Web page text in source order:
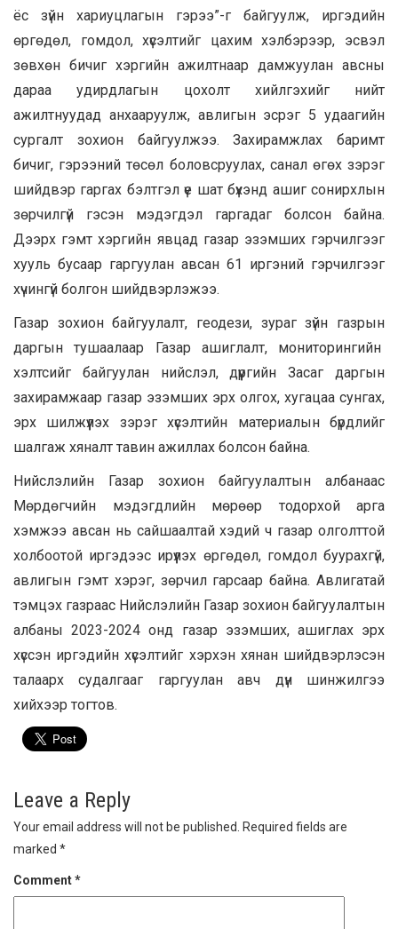
ёс зүйн хариуцлагын гэрээ”-г байгуулж, иргэдийн
өргөдөл, гомдол, хүсэлтийг цахим хэлбэрээр, эсвэл
зөвхөн бичиг хэргийн ажилтнаар дамжуулан авсны
дараа удирдлагын цохолт хийлгэхийг нийт
ажилтнуудад анхааруулж, авлигын эсрэг 5 удаагийн
сургалт зохион байгуулжээ. Захирамжлах баримт
бичиг, гэрээний төсөл боловсруулах, санал өгөх зэрэг
шийдвэр гаргах бэлтгэл үе шат бүхэнд ашиг сонирхлын
зөрчилгүй гэсэн мэдэгдэл гаргадаг болсон байна.
Дээрх гэмт хэргийн явцад газар эзэмших гэрчилгээг
хууль бусаар гаргуулан авсан 61 иргэний гэрчилгээг
хүчингүй болгон шийдвэрлэжээ.
Газар зохион байгуулалт, геодези, зураг зүйн газрын
даргын тушаалаар Газар ашиглалт, мониторингийн
хэлтсийг байгуулан нийслэл, дүүргийн Засаг даргын
захирамжаар газар эзэмших эрх олгох, хугацаа сунгах,
эрх шилжүүлэх зэрэг хүсэлтийн материалын бүрдлийг
шалгаж хяналт тавин ажиллах болсон байна.
Нийслэлийн Газар зохион байгуулалтын албанаас
Мөрдөгчийн мэдэгдлийн мөрөөр тодорхой арга
хэмжээ авсан нь сайшаалтай хэдий ч газар олголттой
холбоотой иргэдээс ирүүлэх өргөдөл, гомдол буурахгүй,
авлигын гэмт хэрэг, зөрчил гарсаар байна. Авлигатай
тэмцэх газраас Нийслэлийн Газар зохион байгуулалтын
албаны 2023-2024 онд газар эзэмших, ашиглах эрх
хүссэн иргэдийн хүсэлтийг хэрхэн хянан шийдвэрлэсэн
талаарх судалгааг гаргуулан авч дүн шинжилгээ
хийхээр тогтов.
Leave a Reply
Your email address will not be published.
Required fields are
marked *
Comment*